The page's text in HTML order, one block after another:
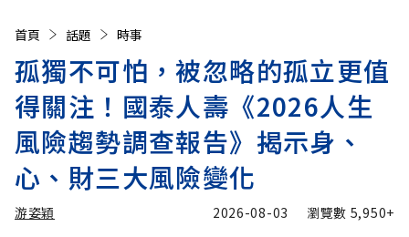
首頁 話題 時事
孤獨不可怕，被忽略的孤立更值
得關注！國泰人壽《2026人生
風險趨勢調查報告》揭示身、
心、財三大風險變化
游姿穎 2026-08-03 瀏覽數 5,950+